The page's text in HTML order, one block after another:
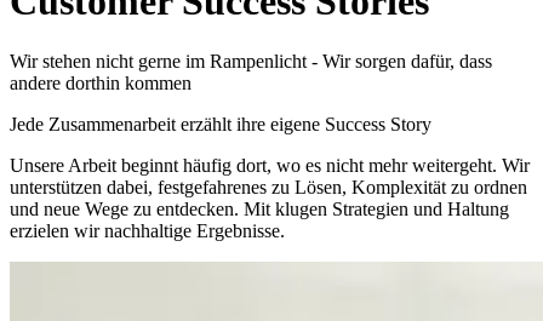
Wir stehen nicht gerne im Rampenlicht - Wir sorgen dafür, dass
andere dorthin kommen
Jede Zusammenarbeit erzählt ihre eigene Success Story
Unsere Arbeit beginnt häufig dort, wo es nicht mehr weitergeht. Wir
unterstützen dabei, festgefahrenes zu Lösen, Komplexität zu ordnen
und neue Wege zu entdecken. Mit klugen Strategien und Haltung
erzielen wir nachhaltige Ergebnisse.